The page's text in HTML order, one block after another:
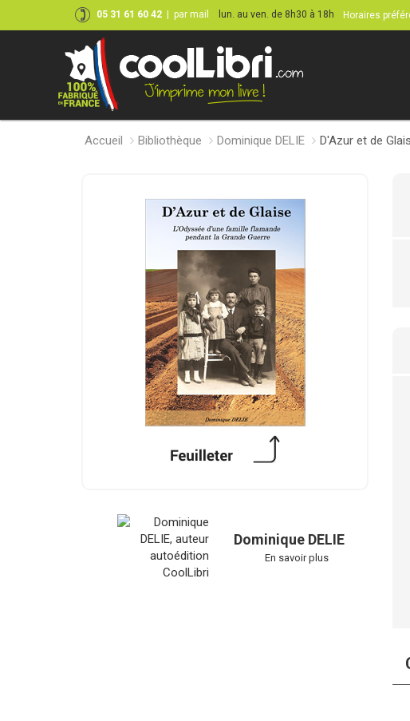
05 31 61 60 42 par mail lun. au ven. de 8h30 à 18h Horaires
Accueil Bibliothèque Dominique DELIE D'Azur et de
Dominique DELIE
En savoir plus